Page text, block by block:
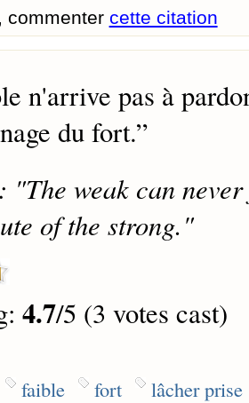
commenter cette citation
n'arrive pas à
du fort.”
"The weak can
of the strong."
4.7/5 (3 votes cast)
faible fort
lâcher prise